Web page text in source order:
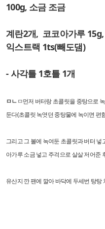
100g, 소금 조금
계란2개, 코코아가루
익스트랙 1ts(빼도댐)
- 사각틀 1호틀 1개
ㅁㄴㅁ먼저 버터랑 초콜릿을 중탕으로
둔다(초콜릿 녹엿던 중탕물에 녹이면 편
그리고 그 볼에 녹여둔 초콜릿과 버터
아가루 소금 넣고 주걱으로 살살 저어준
유산지 깐 팬에 깔아 바닥에 두세번 탕